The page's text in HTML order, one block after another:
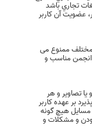
تجاري باشد
عضویت آن کاربر
ممنوع می
باید طبق قانون شماره 10 ، در انجمن مناسب و
تصاوير و هر
بر عهده كاربر
مسايل هيچ گونه
و مشکلات و